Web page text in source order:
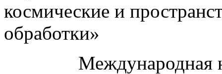
космические и
обработки»
Международная